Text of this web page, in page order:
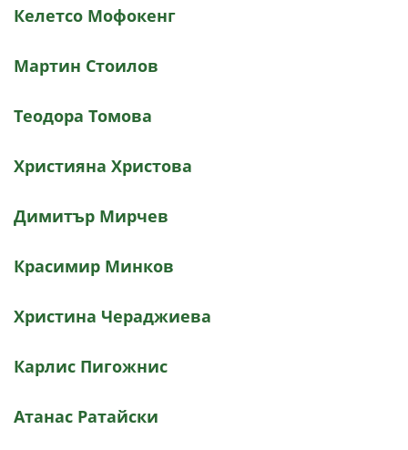
Келетсо Мофокенг
Мартин Стоилов
Теодора Томова
Християна Христова
Димитър Мирчев
Красимир Минков
Христина Чераджиева
Карлис Пигожнис
Атанас Ратайски